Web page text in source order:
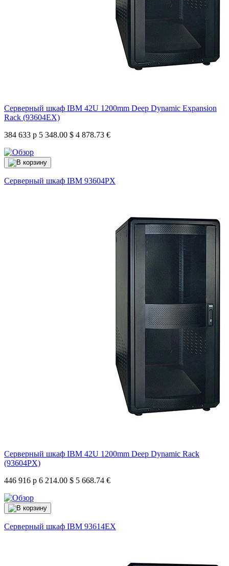
Серверный шкаф IBM 42U 1200mm Deep Dynamic Expansion
Rack (93604EX)
384 633 р 5 348.00 $ 4 878.73 €
Серверный шкаф IBM 93604PX
Серверный шкаф IBM 42U 1200mm Deep Dynamic Rack
(93604PX)
446 916 р 6 214.00 $ 5 668.74 €
Серверный шкаф IBM 93614EX